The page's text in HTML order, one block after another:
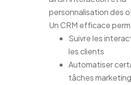
personnalisation des
Un CRM efficace
Suivre les
les clients
Automatiser
tâches marketing